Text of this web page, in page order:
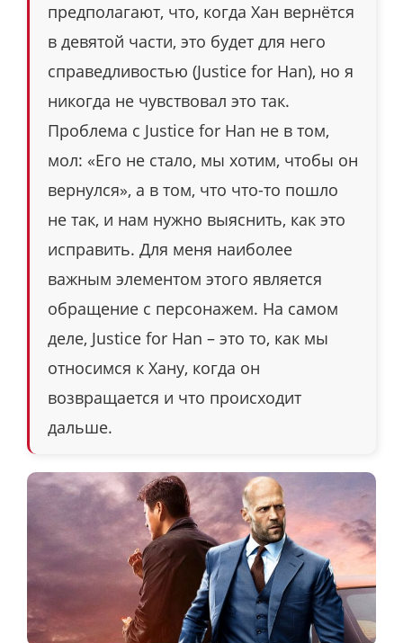
предполагают, что, когда Хан вернётся
в девятой части, это будет для него
справедливостью (Justice for Han), но я
никогда не чувствовал это так.
Проблема с Justice for Han не в том,
мол: «Его не стало, мы хотим, чтобы он
вернулся», а в том, что что-то пошло
не так, и нам нужно выяснить, как это
исправить. Для меня наиболее
важным элементом этого является
обращение с персонажем. На самом
деле, Justice for Han – это то, как мы
относимся к Хану, когда он
возвращается и что происходит
дальше.